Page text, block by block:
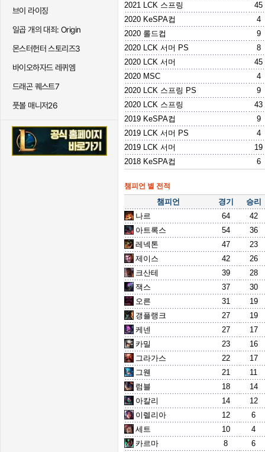
브이 라이징
일곱 개의 대죄: Origin
몬스터헌터 스토리즈3
바이오하자드 레퀴엠
드래곤 퀘스트7
풋볼 매니저26
2021 LCK 스프링
45
2020 KeSPA컵
4
2020 롤드컵
9
2020 LCK 서머 PS
8
2020 LCK 서머
45
2020 MSC
4
2020 LCK 스프링 PS
9
2020 LCK 스프링
43
2019 KeSPA컵
9
2019 LCK 서머 PS
4
2019 LCK 서머
19
2018 KeSPA컵
6
챔피언 별 전적
챔피언 경기
승리
나르
64
42
아트록스
54
36
레넥톤
47
23
제이스
42
26
크산테
39
28
잭스
37
30
오른
31
19
갱플랭크
27
19
케넨
27
17
카밀
23
16
그라가스
22
17
그웬
21
11
럼블
18
14
아칼리
14
12
이렐리아
12
6
세트
10
4
카르마
8 6